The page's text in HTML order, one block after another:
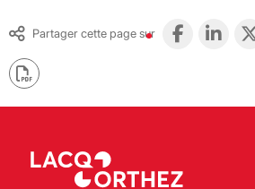
Partager cette page sur